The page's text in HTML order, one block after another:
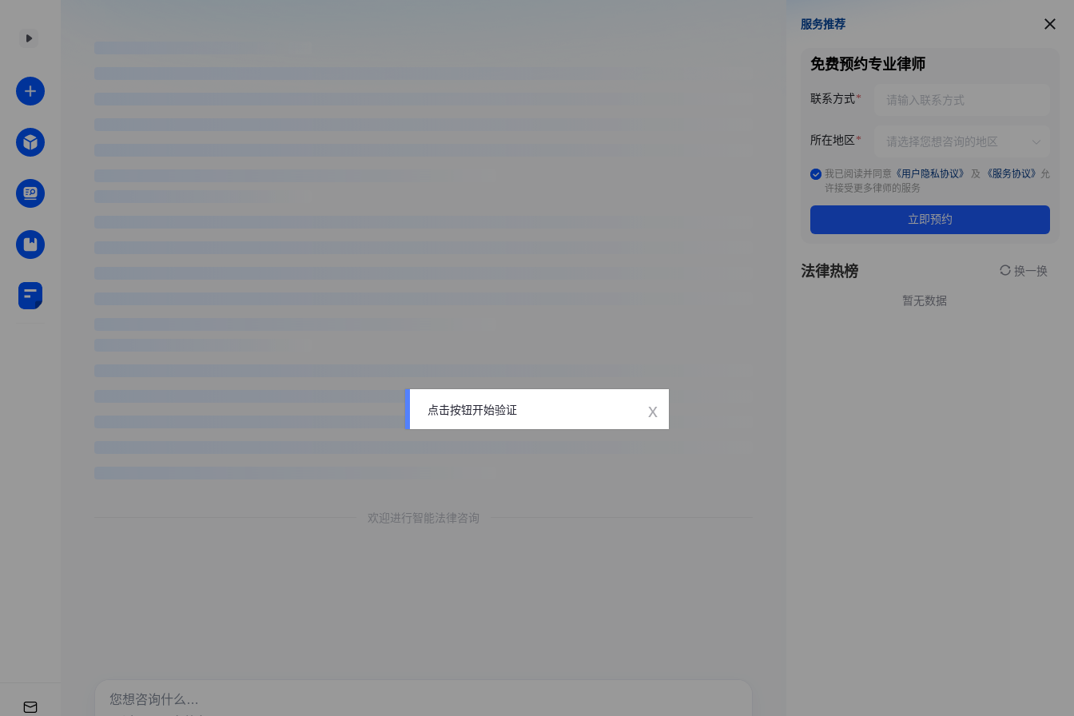
欢迎进行智能法律咨询
服务推荐
服务推荐
免费预约专业律师
联系方式
所在地区
我已阅读并同意 《用户隐私协议》 及 《服务协议》 允
许接受更多律师的服务
立即预约
法律热榜 换一换
暂无数据
点击按钮开始验证 x